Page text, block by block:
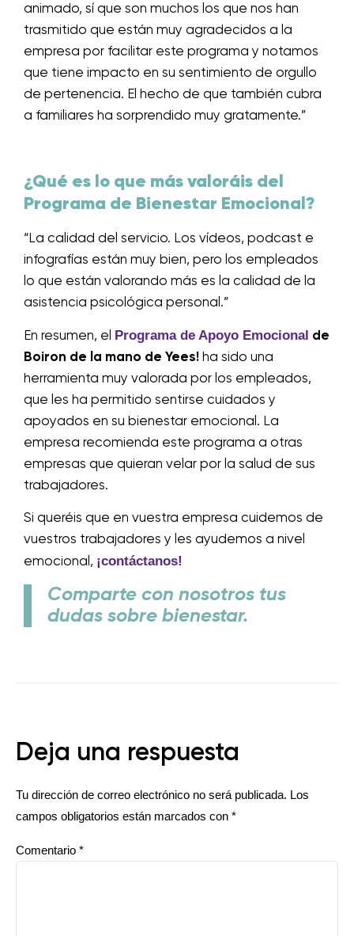
animado, sí que son muchos los que nos han
trasmitido que están muy agradecidos a la
empresa por facilitar este programa y notamos
que tiene impacto en su sentimiento de orgullo
de pertenencia. El hecho de que también cubra
a familiares ha sorprendido muy gratamente.”
¿Qué es lo que más valoráis del
Programa de Bienestar Emocional?
“La calidad del servicio. Los vídeos, podcast e
infografías están muy bien, pero los empleados
lo que están valorando más es la calidad de la
asistencia psicológica personal.”
En resumen, el Programa de Apoyo Emocional de
Boiron de la mano de Yees! ha sido una
herramienta muy valorada por los empleados,
que les ha permitido sentirse cuidados y
apoyados en su bienestar emocional. La
empresa recomienda este programa a otras
empresas que quieran velar por la salud de sus
trabajadores.
Si queréis que en vuestra empresa cuidemos de
vuestros trabajadores y les ayudemos a nivel
emocional, ¡contáctanos!
Comparte con nosotros tus
dudas sobre bienestar.
Deja una respuesta
Tu dirección de correo electrónico no será publicada. Los
campos obligatorios están marcados con *
Comentario *